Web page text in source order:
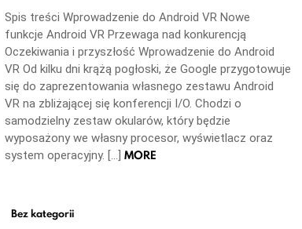
Spis treści Wprowadzenie do Android VR Nowe
funkcje Android VR Przewaga nad konkurencją
Oczekiwania i przyszłość Wprowadzenie do Android
VR Od kilku dni krążą pogłoski, że Google przygotowuje
się do zaprezentowania własnego zestawu Android
VR na zbliżającej się konferencji I/O. Chodzi o
samodzielny zestaw okularów, który będzie
wyposażony we własny procesor, wyświetlacz oraz
system operacyjny. […] MORE
Bez kategorii